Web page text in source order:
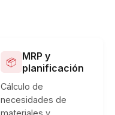
📦 MRP y
planificación
Cálculo de
necesidades de
materiales y